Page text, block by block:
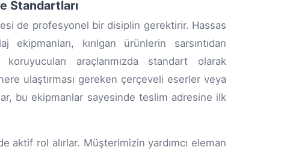
Standartları
de profesyonel bir disiplin gerektirir. Hassas
kırılgan ürünlerin sarsıntıdan
araçlarımızda standart olarak
ulaştırması gereken çerçeveli eserler veya
bu ekipmanlar sayesinde teslim adresine ilk
aktif rol alırlar. Müşterimizin yardımcı eleman